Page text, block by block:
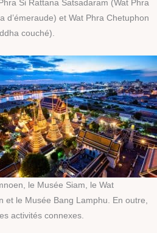
Si Rattana Satsadaram (Wat Phra
d’émeraude) et Wat Phra Chetuphon
couché).
le Musée Siam, le Wat
et le Musée Bang Lamphu. En outre,
activités connexes.